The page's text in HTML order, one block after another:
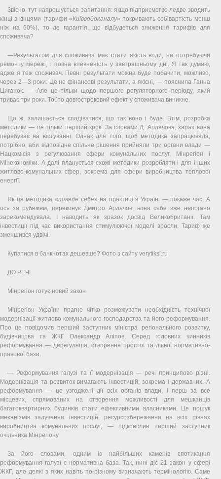
Звісно, тут напрошується запитання: якщо підприємство ледве зводить
кінці з кінцями (тарифи «Київводоканалу» покривають собівартість менш
ніж на 60%), то де гарантія, що відбудеться зниження тарифів для
споживача?
—Результатом для споживача має стати якість води, не потребуючи
ремонту мережі, і повна впевненість у завтрашньому дні. Я так думаю,
адже я теж споживач. Певні результати можна буде побачити, можливо,
через 2—3 роки. Це не фінансові результати, а якісні, — пояснила Ганна
Циганок. — Але це тільки щодо першого регуляторного періоду, який
триває три роки. Тобто довгостроковий ефект у споживача виникне.
Що ж, залишається сподіватися, що так воно і буде. Втім, розробка
методики — це тільки перший крок. За словами Д. Арлачова, зараз вона
перебуває на юстуванні. Однак для того, щоб методика запрацювала,
потрібно, аби відповідне спільне рішення прийняли три органи влади —
Нацкомісія з регулювання сфери комунальних послуг, Мінрегіон і
Мінекономіки. А далі планується схожі методики розробляти і для інших
житлово-комунальних сфер, зокрема для сфери виробництва теплової
енергії.
Як ця методика «поведе себе» на практиці в Україні — покаже час. А
ось за рубежем, переконує Дмитро Арлачов, вона себе вже непогано
зарекомендувала. І наводить як зразок досвід Великобританії. Там
інвестиції під час використання стимулюючої моделі зросли. Тариф же
зменшився удвічі.
Купатися в банкнотах дешевше? Фото з сайту verytiksi.ru
ДО РЕЧІ
Мінрегіон готує новий закон
Мінрегіон України прагне чітко розмежувати необхідність технічної
модернізації житлово-комунального господарства та його реформування.
Про це повідомив перший заступник міністра регіонального розвитку,
будівництва та ЖКГ Олександр Аліпов. Серед головних чинників
реформування — дерегуляція, створення простої та дієвої нормативно-
правової бази.
— Реформування галузі та її модернізація — речі принципово різні.
Модернізація та розвиток вимагають інвестицій, зокрема і державних. А
реформування — це узгоджені дії всіх органів влади, і перш за все
місцевих, спрямованих на створення можливості для мешканців
багатоквартирних будинків стати ефективними власниками. Це пошук
механізмів залучення інвестицій, ресурсозбереження на всіх рівнях
виробництва комунальних послуг, — підкреслив перший заступник
очільника Мінрегіону.
За його словами, одним із найбільших каменів спотикання
реформування галузі є нормативна база. Так, нині діє 21 закон у сфері
ЖКГ, але деякі з яких навіть по-різному визначають термінологію. Саме